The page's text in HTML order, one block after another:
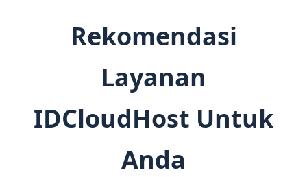
Rekomendasi
Layanan
IDCloudHost Untuk
Anda